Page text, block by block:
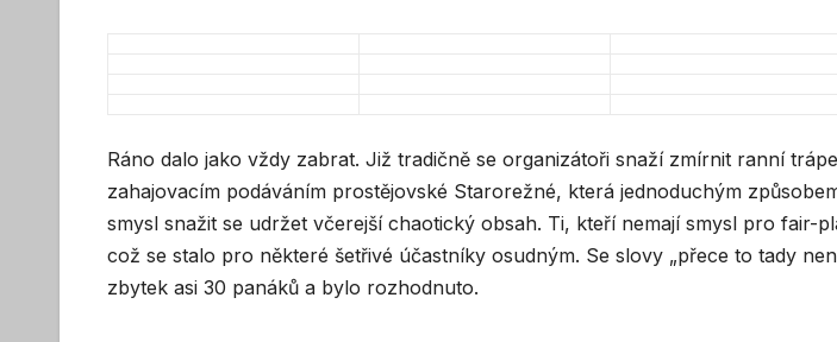
Ráno dalo jako vždy zabrat. Již tradičně se organizátoři snaží zmírnit ranní
zahajovacím podáváním prostějovské Starorežné, která jednoduchým
smysl snažit se udržet včerejší chaotický obsah. Ti, kteří nemají smysl pro fair-
což se stalo pro některé šetřivé účastníky osudným. Se slovy „přece to tady
zbytek asi 30 panáků a bylo rozhodnuto.